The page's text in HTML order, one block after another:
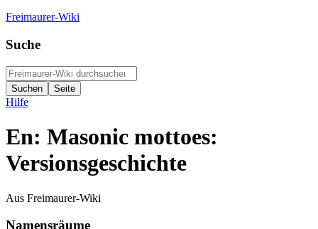
Freimaurer-Wiki
Suche
Hilfe
En: Masonic mottoes:
Versionsgeschichte
Aus Freimaurer-Wiki
Namensräume